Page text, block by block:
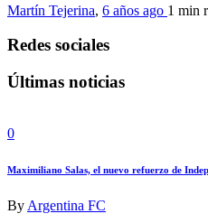
Martín Tejerina, 6 años ago 1 min
Redes sociales
Últimas noticias
0
Maximiliano Salas, el nuevo refuerzo de
By Argentina FC